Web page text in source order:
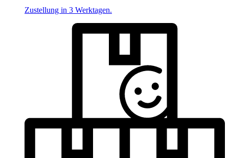
Zustellung in 3 Werktagen.